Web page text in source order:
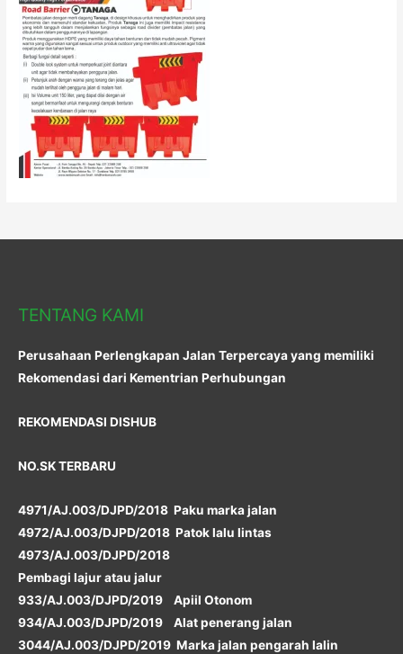
TENTANG KAMI
Perusahaan Perlengkapan Jalan Terpercaya yang memiliki
Rekomendasi dari Kementrian Perhubungan
REKOMENDASI DISHUB
NO.SK TERBARU
4971/AJ.003/DJPD/2018 Paku marka jalan
4972/AJ.003/DJPD/2018 Patok lalu lintas
4973/AJ.003/DJPD/2018
Pembagi lajur atau jalur
933/AJ.003/DJPD/2019 Apiil Otonom
934/AJ.003/DJPD/2019 Alat penerang jalan
3044/AJ.003/DJPD/2019 Marka jalan pengarah lalin